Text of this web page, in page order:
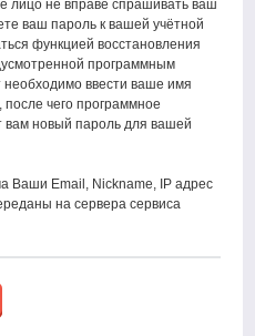
лицо не вправе спрашивать ваш
ваш пароль к вашей учётной
функцией восстановления
программным
ввести ваше имя
чего программное
вам новый пароль для вашей
Ваши Email, Nickname, IP адрес
на сервера сервиса